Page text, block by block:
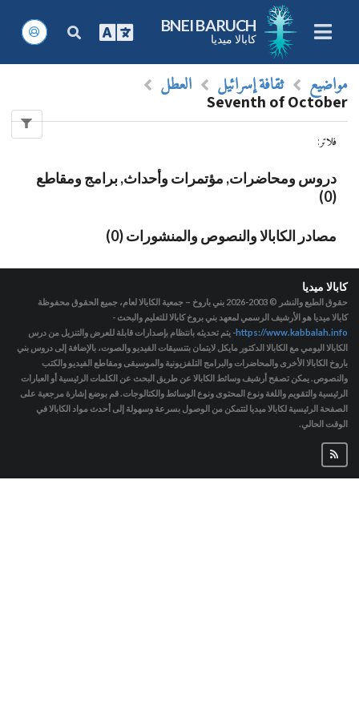
BNEI BARUCH
كابالا ميديا
مواضيع ثقافة إسرائيل
العطل
Seventh of October
فلاتر :
دروس ومحاضرات, مؤتمرات وأحداث, برامج ومقاطع
(0)
مصادر الكابالا والنصوص والمنشورات (0)
كابالا ميديا
حقوق الطبع والنشر © 2003-2026
بني باروخ – جمعية الكابالا لعام، جميع الحقوق محفوظة
كابالا ميديا هو الأرشيف الرسمي لمعهد بني بروخ كابالا للتعليم والبحث -
https://www.kabbalah.info- يتم تحديثه بانتظام بإصدارات قابلة للعرض والتنزيل من درس
الكابالا اليومي مع الكابالا الدكتور مايكل لايتمان بتنسيقات الفيديو والصوت، بالإضافة إلى دروس بني
باروخ الكابالا الأخرى والمحاضرات والبرامج التلفزيونية والموسيقى ومقاطع الفيديو والكتب
والنصوص. يمكن تصفح أرشيف وسائط الكابالا عن طريق البحث عن الكلمات الرئيسية أو العبارات
الرئيسية والتقويم واللغة ونوع المحتوى ونوع الوسائط والكتالوجات. قم بوضع إشارة مرجعية على
الصفحة الرئيسية لكابالا ميديا لتتمكن من الوصول بسرعة وسهولة إلى أحدث مواد الكابالا في
الوقت الحالي.